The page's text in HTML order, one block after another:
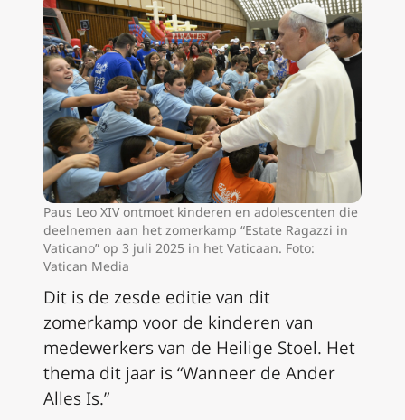
Paus Leo XIV ontmoet kinderen en adolescenten die
deelnemen aan het zomerkamp “Estate Ragazzi in
Vaticano” op 3 juli 2025 in het Vaticaan. Foto:
Vatican Media
Dit is de zesde editie van dit
zomerkamp voor de kinderen van
medewerkers van de Heilige Stoel. Het
thema dit jaar is “Wanneer de Ander
Alles Is.”